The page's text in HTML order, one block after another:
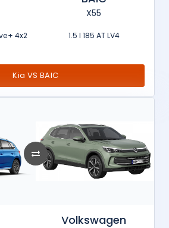
4x2
X55
1.5 l 185 AT LV4
Kia VS BAIC
Volkswagen